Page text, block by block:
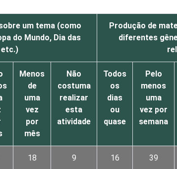
um tema (como
do Mundo, Dia das
etc.)
Produção de
diferentes
Menos
de
uma
vez
por
mês
Não
costuma
realizar
esta
atividade
Todos
os
dias
ou
quase
Pelo
menos
uma
vez por
semana
18 9 16 39